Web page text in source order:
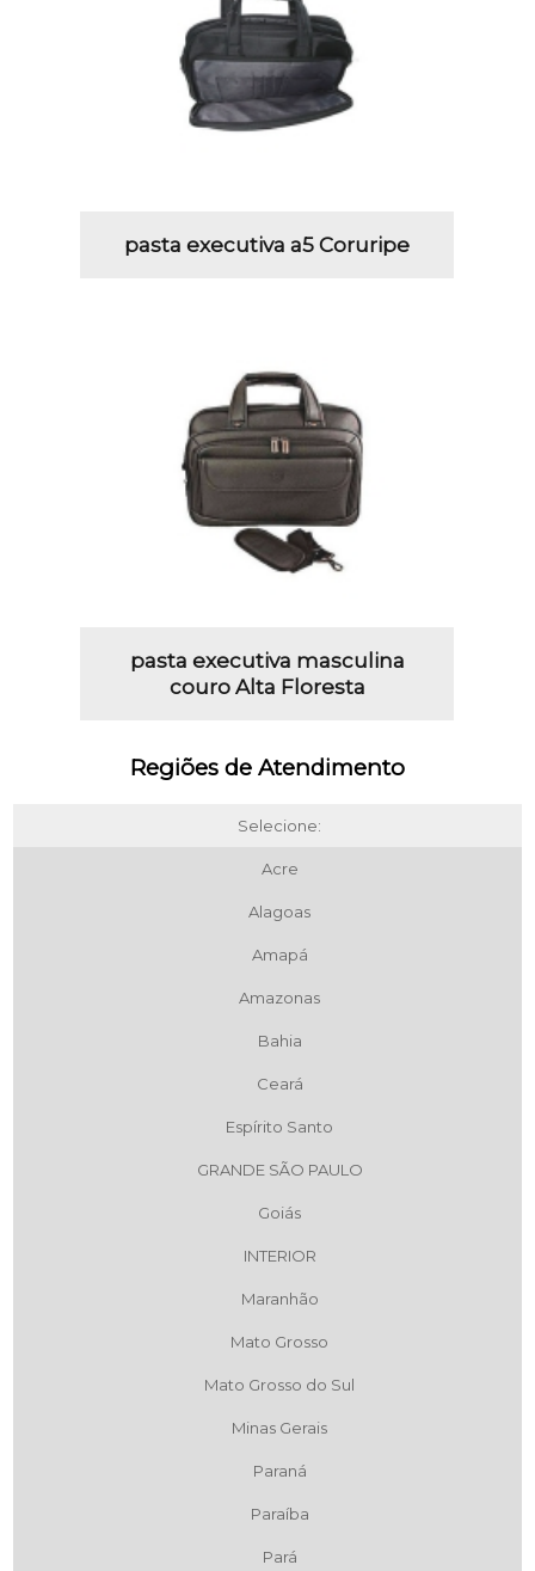
pasta executiva a5 Coruripe
pasta executiva masculina
couro Alta Floresta
Regiões de Atendimento
Selecione:
Acre
Alagoas
Amapá
Amazonas
Bahia
Ceará
Espírito Santo
GRANDE SÃO PAULO
Goiás
INTERIOR
Maranhão
Mato Grosso
Mato Grosso do Sul
Minas Gerais
Paraná
Paraíba
Pará